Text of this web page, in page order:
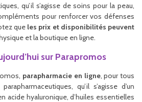
qu’il s’agisse de soins pour la peau,
pour renforcer vos défenses
que les prix et disponibilités peuvent
et la boutique en ligne.
sur Parapromos
parapharmacie en ligne, pour tous
qu’il s’agisse d’un
acide hyaluronique, d’huiles essentielles